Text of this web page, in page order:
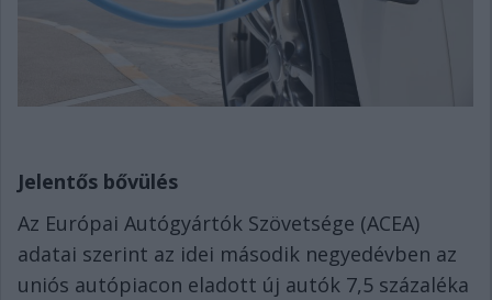
Jelentős bővülés
Az Európai Autógyártók Szövetsége (ACEA)
adatai szerint az idei második negyedévben az
uniós autópiacon eladott új autók 7,5 százaléka